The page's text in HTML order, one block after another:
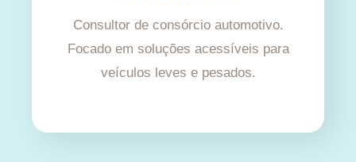
Consultor de consórcio automotivo.
Focado em soluções acessíveis para
veículos leves e pesados.